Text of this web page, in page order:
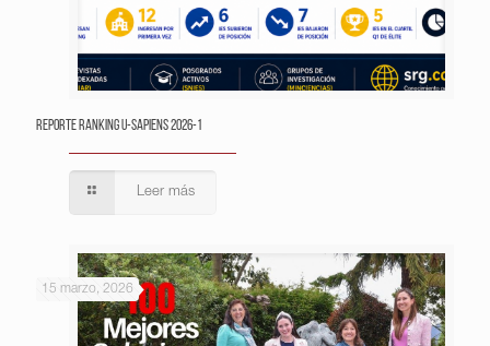
Reporte Ranking U-Sapiens 2026-1
Leer más
15 marzo, 2026